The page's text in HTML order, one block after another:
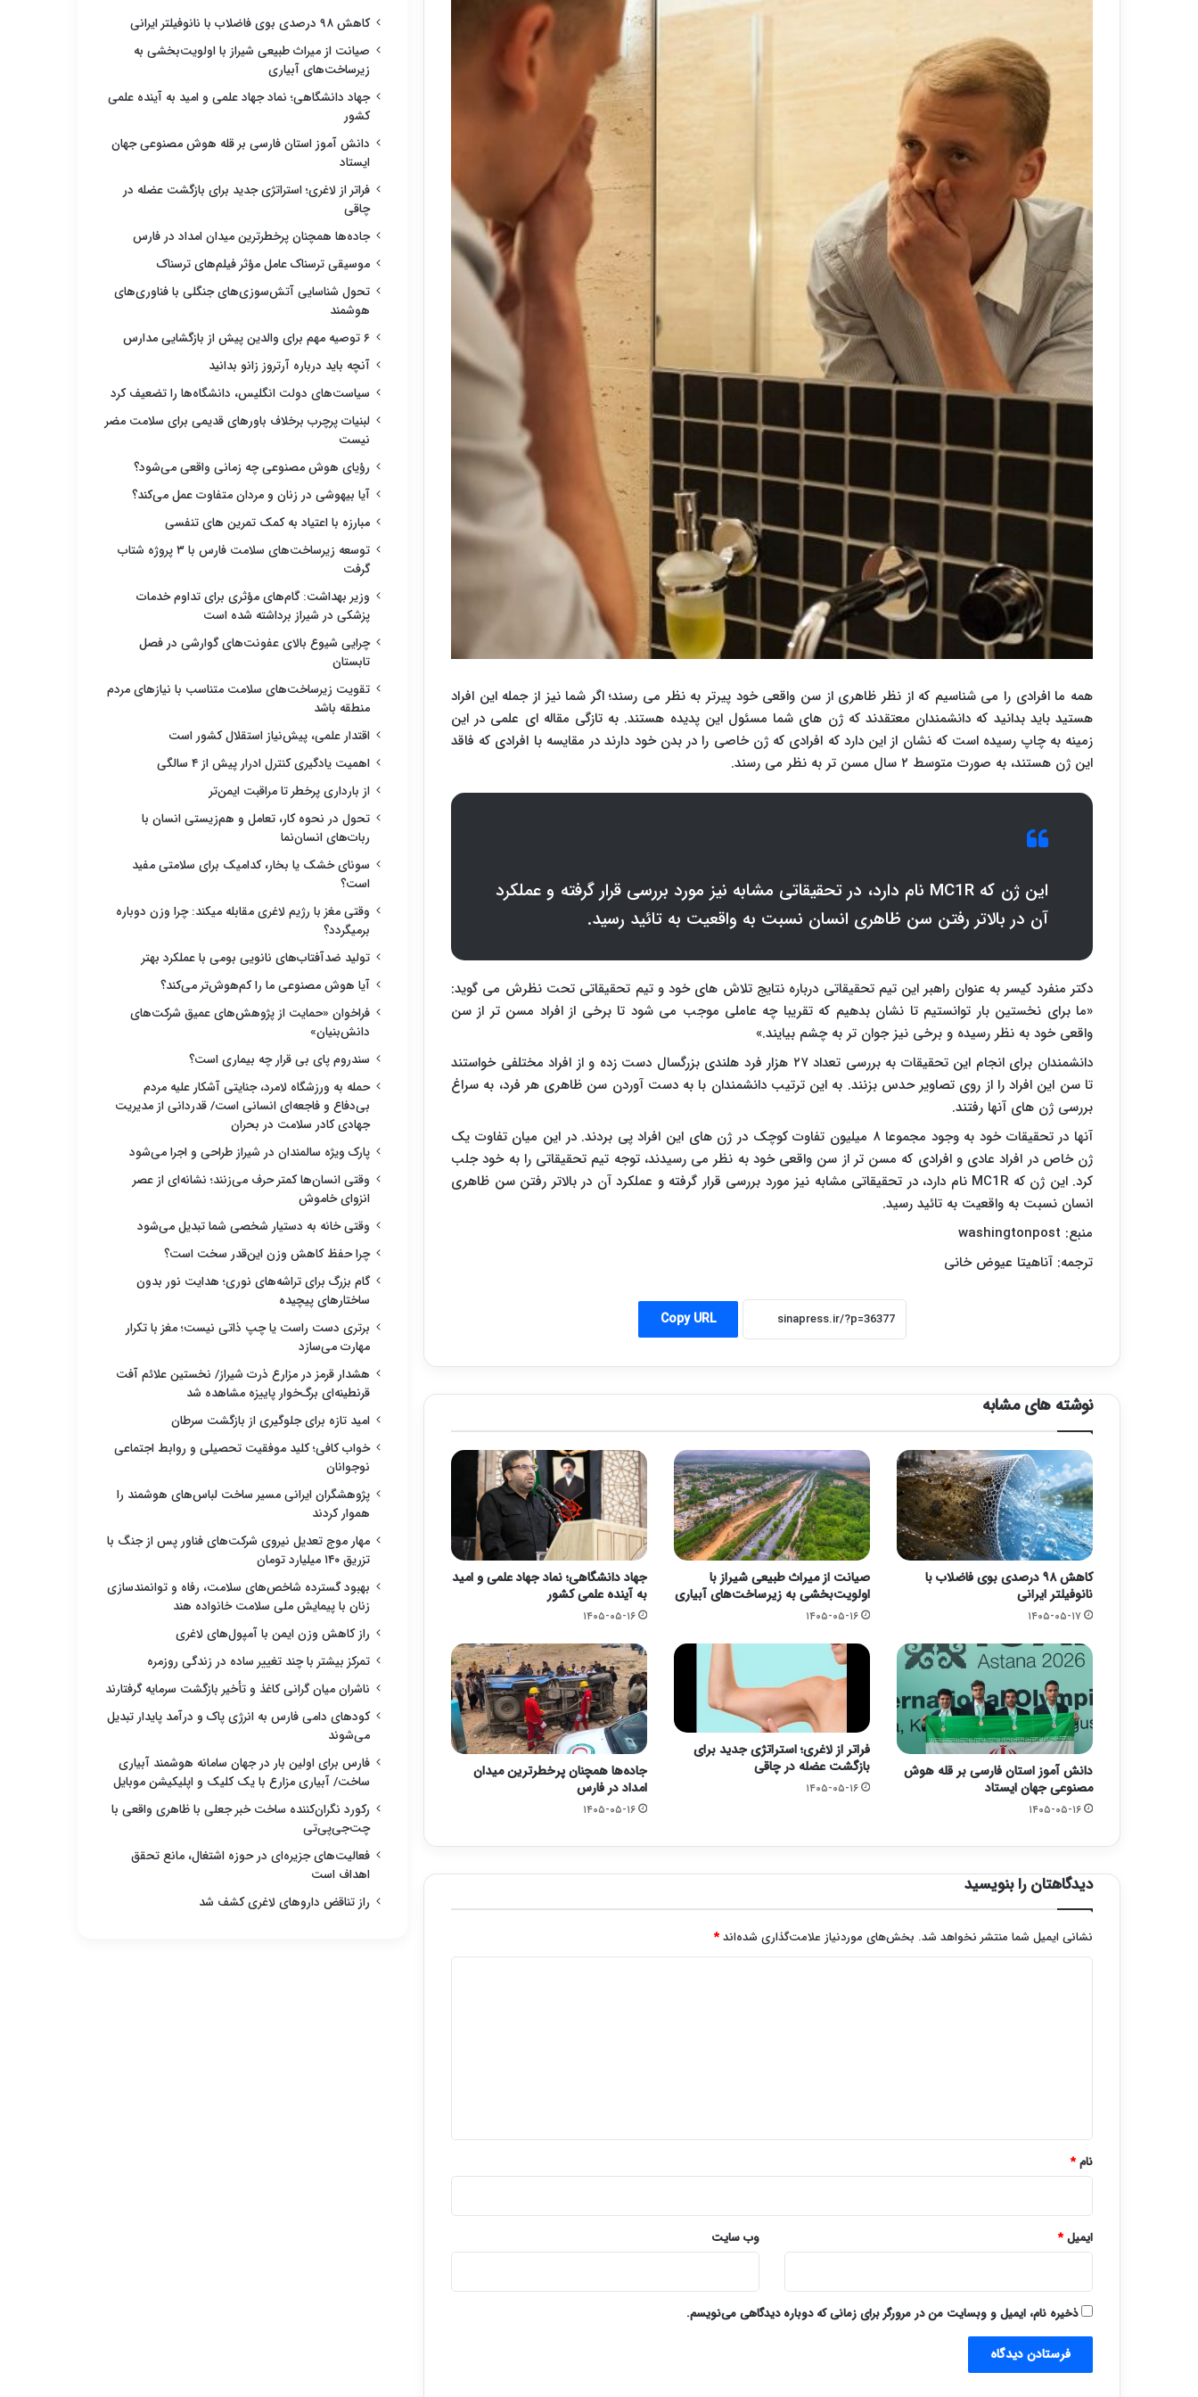
همه ما افرادی را می شناسیم که از نظر ظاهری از سن واقعی خود پیرتر به نظر می رسند؛ اگر شما نیز از جمله این افراد
هستید باید بدانید که دانشمندان معتقدند که ژن های شما مسئول این پدیده هستند. به تازگی مقاله ای علمی در این
زمینه به چاپ رسیده است که نشان از این دارد که افرادی که ژن خاصی را در بدن خود دارند در مقایسه با افرادی که فاقد
این ژن هستند، به صورت متوسط ۲ سال مسن تر به نظر می رسند.
این ژن که MC1R نام دارد، در تحقیقاتی مشابه نیز مورد بررسی قرار گرفته و عملکرد
آن در بالاتر رفتن سن ظاهری انسان نسبت به واقعیت به تائید رسید.
دکتر منفرد کیسر به عنوان راهبر این تیم تحقیقاتی درباره نتایج تلاش های خود و تیم تحقیقاتی تحت نظرش می گوید:
«ما برای نخستین بار توانستیم تا نشان بدهیم که تقریبا چه عاملی موجب می شود تا برخی از افراد مسن تر از سن
واقعی خود به نظر رسیده و برخی نیز جوان تر به چشم بیایند.»
دانشمندان برای انجام این تحقیقات به بررسی تعداد ۲۷ هزار فرد هلندی بزرگسال دست زده و از افراد مختلفی خواستند
تا سن این افراد را از روی تصاویر حدس بزنند. به این ترتیب دانشمندان با به دست آوردن سن ظاهری هر فرد، به سراغ
بررسی ژن های آنها رفتند.
آنها در تحقیقات خود به وجود مجموعا ۸ میلیون تفاوت کوچک در ژن های این افراد پی بردند. در این میان تفاوت یک
ژن خاص در افراد عادی و افرادی که مسن تر از سن واقعی خود به نظر می رسیدند، توجه تیم تحقیقاتی را به خود جلب
کرد. این ژن که MC1R نام دارد، در تحقیقاتی مشابه نیز مورد بررسی قرار گرفته و عملکرد آن در بالاتر رفتن سن ظاهری
انسان نسبت به واقعیت به تائید رسید.
منبع: washingtonpost
ترجمه: آناهیتا عیوض خانی
Copy URL
نوشته های مشابه
کاهش ۹۸ درصدی بوی فاضلاب با
نانوفیلتر ایرانی
۱۴۰۵-۰۵-۱۷
صیانت از میراث طبیعی شیراز با
اولویت‌بخشی به زیرساخت‌های آبیاری
۱۴۰۵-۰۵-۱۶
جهاد دانشگاهی؛ نماد جهاد علمی و امید
به آینده علمی کشور
۱۴۰۵-۰۵-۱۶
دانش آموز استان فارسی بر قله هوش
مصنوعی جهان ایستاد
۱۴۰۵-۰۵-۱۶
فراتر از لاغری؛ استراتژی جدید برای
بازگشت عضله در چاقی
۱۴۰۵-۰۵-۱۶
جاده‌ها همچنان پرخطرترین میدان
امداد در فارس
۱۴۰۵-۰۵-۱۶
دیدگاهتان را بنویسید
نشانی ایمیل شما منتشر نخواهد شد. بخش‌های موردنیاز علامت‌گذاری شده‌اند*
نام*
ایمیل* وب‌ سایت
ذخیره نام، ایمیل و وبسایت من در مرورگر برای زمانی که دوباره دیدگاهی می‌نویسم.
کاهش ۹۸ درصدی بوی فاضلاب با نانوفیلتر ایرانی
صیانت از میراث طبیعی شیراز با اولویت‌بخشی به
زیرساخت‌های آبیاری
جهاد دانشگاهی؛ نماد جهاد علمی و امید به آینده علمی
کشور
دانش آموز استان فارسی بر قله هوش مصنوعی جهان
ایستاد
فراتر از لاغری؛ استراتژی جدید برای بازگشت عضله در
چاقی
جاده‌ها همچنان پرخطرترین میدان امداد در فارس
موسیقی ترسناک عامل مؤثر فیلم‌های ترسناک
تحول شناسایی آتش‌سوزی‌های جنگلی با فناوری‌های
هوشمند
۶ توصیه مهم برای والدین پیش از بازگشایی مدارس
آنچه باید درباره آرتروز زانو بدانید
سیاست‌های دولت انگلیس، دانشگاه‌ها را تضعیف کرد
لبنیات پرچرب برخلاف باورهای قدیمی برای سلامت مضر
نیست
رؤیای هوش مصنوعی چه زمانی واقعی می‌شود؟
آیا بیهوشی در زنان و مردان متفاوت عمل می‌کند؟
مبارزه با اعتیاد به کمک تمرین های تنفسی
توسعه زیرساخت‌های سلامت فارس با ۳ پروژه شتاب
گرفت
وزیر بهداشت: گام‌های مؤثری برای تداوم خدمات
پزشکی در شیراز برداشته شده است
چرایی شیوع بالای عفونت‌های گوارشی در فصل
تابستان
تقویت زیرساخت‌های سلامت متناسب با نیازهای مردم
منطقه باشد
اقتدار علمی، پیش‌نیاز استقلال کشور است
اهمیت یادگیری کنترل ادرار پیش از ۴ سالگی
از بارداری پرخطر تا مراقبت ایمن‌تر
تحول در نحوه کار، تعامل و هم‌زیستی انسان با
ربات‌های انسان‌نما
سونای خشک یا بخار، کدامیک برای سلامتی مفید
است؟
وقتی مغز با رژیم لاغری مقابله میکند: چرا وزن دوباره
برمیگردد؟
تولید ضدآفتاب‌های نانویی بومی با عملکرد بهتر
آیا هوش مصنوعی ما را کم‌هوش‌تر می‌کند؟
فراخوان «حمایت از پژوهش‌های عمیق شرکت‌های
دانش‌بنیان»
سندروم پای بی قرار چه بیماری است؟
حمله به ورزشگاه لامرد، جنایتی آشکار علیه مردم
بی‌دفاع و فاجعه‌ای انسانی است/ قدردانی از مدیریت
جهادی کادر سلامت در بحران
پارک ویژه سالمندان در شیراز طراحی و اجرا می‌شود
وقتی انسان‌ها کمتر حرف می‌زنند؛ نشانه‌ای از عصر
انزوای خاموش
وقتی خانه به دستیار شخصی شما تبدیل می‌شود
چرا حفظ کاهش وزن این‌قدر سخت است؟
گام بزرگ برای تراشه‌های نوری؛ هدایت نور بدون
ساختارهای پیچیده
برتری دست راست یا چپ ذاتی نیست؛ مغز با تکرار
مهارت می‌سازد
هشدار قرمز در مزارع ذرت شیراز/ نخستین علائم آفت
قرنطینه‌ای برگ‌خوار پاییزه مشاهده شد
امید تازه برای جلوگیری از بازگشت سرطان
خواب کافی؛ کلید موفقیت تحصیلی و روابط اجتماعی
نوجوانان
پژوهشگران ایرانی مسیر ساخت لباس‌های هوشمند را
هموار کردند
مهار موج تعدیل نیروی شرکت‌های فناور پس از جنگ با
تزریق ۱۴۰ میلیارد تومان
بهبود گسترده شاخص‌های سلامت، رفاه و توانمندسازی
زنان با پیمایش ملی سلامت خانواده هند
راز کاهش وزن ایمن با آمپول‌های لاغری
تمرکز بیشتر با چند تغییر ساده در زندگی روزمره
ناشران میان گرانی کاغذ و تأخیر بازگشت سرمایه گرفتارند
کودهای دامی فارس به انرژی پاک و درآمد پایدار تبدیل
می‌شوند
فارس برای اولین بار در جهان سامانه هوشمند آبیاری
ساخت/ آبیاری مزارع با یک کلیک و اپلیکیشن موبایل
رکورد نگران‌کننده ساخت خبر جعلی با ظاهری واقعی با
چت‌جی‌پی‌تی
فعالیت‌های جزیره‌ای در حوزه اشتغال، مانع تحقق
اهداف است
راز تناقض داروهای لاغری کشف شد